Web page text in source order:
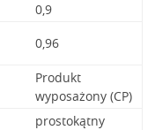
0,9
0,96
Produkt
wyposażony (CP)
prostokątny